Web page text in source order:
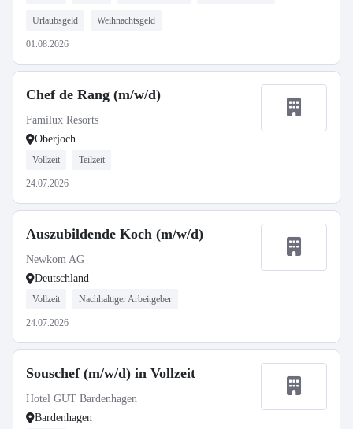
Urlaubsgeld Weihnachtsgeld
01.08.2026
Chef de Rang (m/w/d)
Familux Resorts
Oberjoch
Vollzeit Teilzeit
24.07.2026
Auszubildende Koch (m/w/d)
Newkom AG
Deutschland
Vollzeit Nachhaltiger Arbeitgeber
24.07.2026
Souschef (m/w/d) in Vollzeit
Hotel GUT Bardenhagen
Bardenhagen